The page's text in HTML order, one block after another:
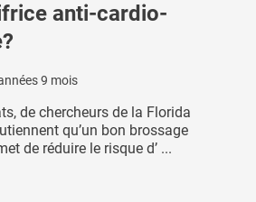
anti-cardio-
9 mois
de chercheurs de la Florida
qu’un bon brossage
de réduire le risque d’ ...